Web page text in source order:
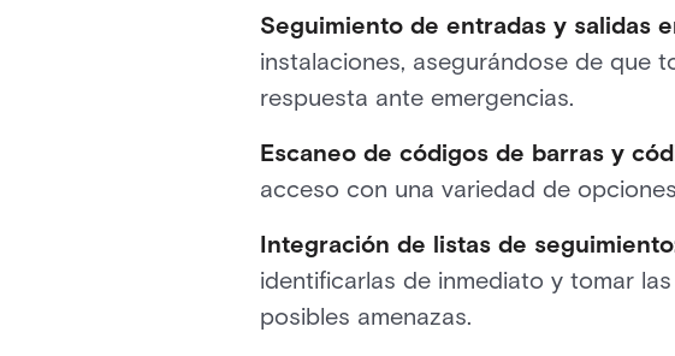
Seguimiento de entradas y salidas
instalaciones, asegurándose de que
respuesta ante emergencias.
Escaneo de códigos de barras y
acceso con una variedad de
Integración de listas de
identificarlas de inmediato y tomar
posibles amenazas.